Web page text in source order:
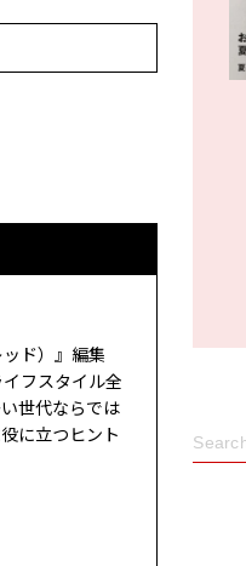
ド）』編集
フスタイル全
世代ならでは
に立つヒント